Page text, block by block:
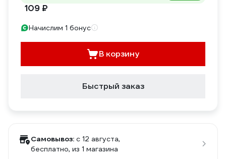
109 ₽
Начислим 1 бонус
В корзину
Быстрый заказ
Самовывоз: c 12 августа,
бесплатно, из 1 магазина